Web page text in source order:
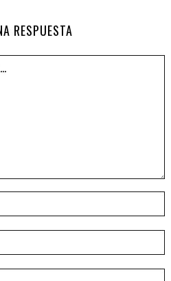
RESPUESTA